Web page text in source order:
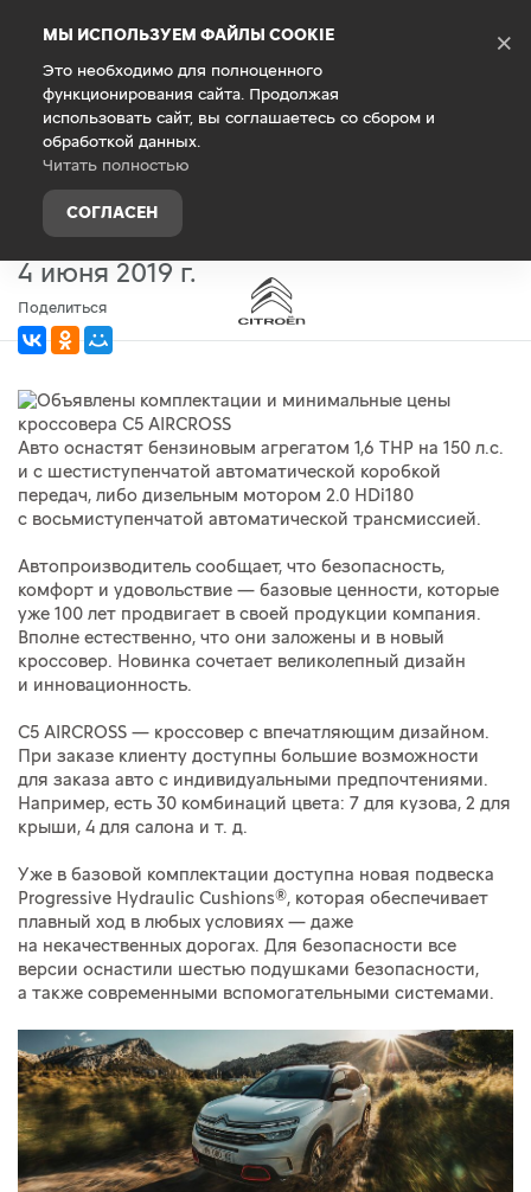
МЫ ИСПОЛЬЗУЕМ ФАЙЛЫ COOKIE
Это необходимо для полноценного
функционирования сайта. Продолжая
использовать сайт, вы соглашаетесь со сбором и
обработкой данных.
Читать полностью
СОГЛАСЕН
×
Главная О компании Новости
Объявлены комплектации
и минимальные цены кроссовера
C5 AIRCROSS
4 июня 2019 г.
Поделиться
Авто оснастят бензиновым агрегатом 1,6 THP на 150 л.с.
и с шестиступенчатой автоматической коробкой
передач, либо дизельным мотором 2.0 HDi180
с восьмиступенчатой автоматической трансмиссией.
Автопроизводитель сообщает, что безопасность,
комфорт и удовольствие — базовые ценности, которые
уже 100 лет продвигает в своей продукции компания.
Вполне естественно, что они заложены и в новый
кроссовер. Новинка сочетает великолепный дизайн
и инновационность.
C5 AIRCROSS — кроссовер с впечатляющим дизайном.
При заказе клиенту доступны большие возможности
для заказа авто с индивидуальными предпочтениями.
Например, есть 30 комбинаций цвета: 7 для кузова, 2 для
крыши, 4 для салона и т. д.
Уже в базовой комплектации доступна новая подвеска
Progressive Hydraulic Cushions®, которая обеспечивает
плавный ход в любых условиях — даже
на некачественных дорогах. Для безопасности все
версии оснастили шестью подушками безопасности,
а также современными вспомогательными системами.